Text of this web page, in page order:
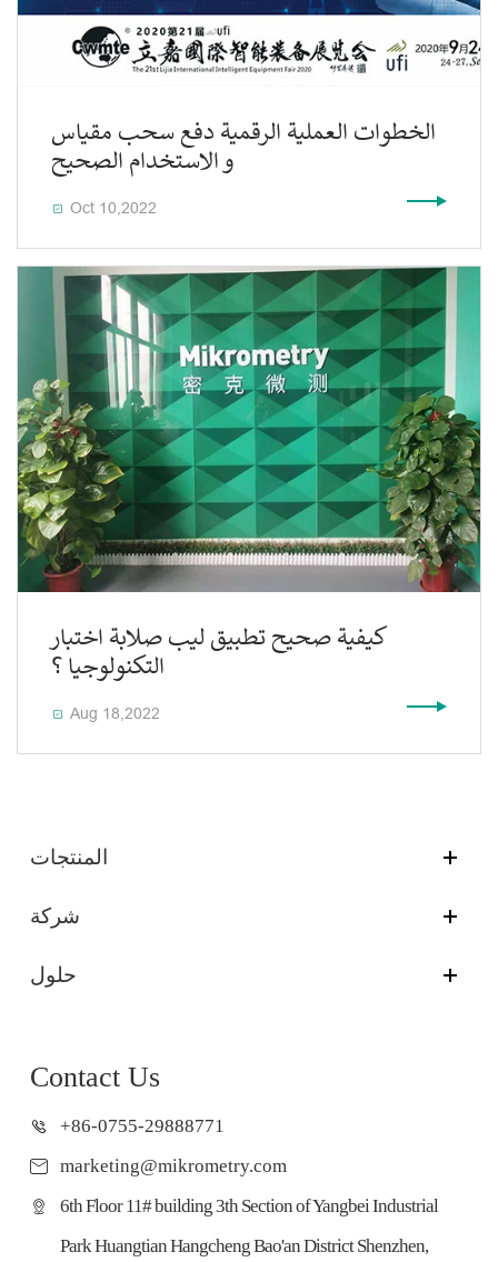
الخطوات العملية الرقمية دفع سحب مقياس
و الاستخدام الصحيح
 Oct 10,2022
كيفية صحيح تطبيق ليب صلابة اختبار
التكنولوجيا ؟
 Aug 18,2022
المنتجات
شركة
حلول
Contact Us
+86-0755-29888771
marketing@mikrometry.com
6th Floor 11# building 3th Section of Yangbei Industrial
Park Huangtian Hangcheng Bao'an District Shenzhen,